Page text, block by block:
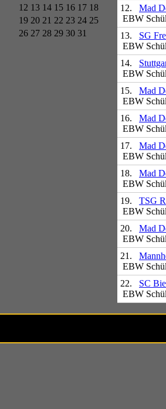
12 13 14 15 16 17 18
19 20 21 22 23 24 25
26 27 28 29 30 31
12.
Mad
EBW
13.
SG
EBW
14.
EBW
15.
Mad
EBW
16.
Mad
EBW
17.
Mad
EBW
18.
Mad
EBW
19.
TSG
EBW
20.
Mad
EBW
21.
EBW
22.
SC
EBW